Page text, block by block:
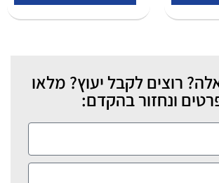
רוצים לקבל יעוץ? מלאו
ונחזור בהקדם: